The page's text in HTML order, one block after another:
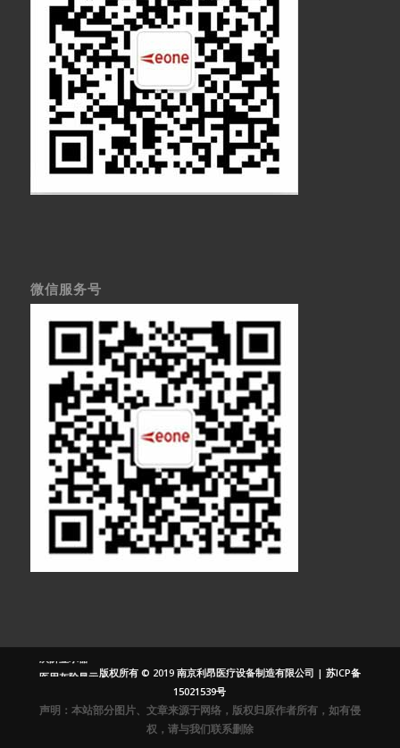
微信服务号
医疗显示器
医用显示器
医用灰阶显示
放射显示器
版权所有 © 2019 南京利昂医疗设备制造有限公司 | 苏ICP备
15021539号
声明：本站部分图片、文章来源于网络，版权归原作者所有，如有侵
权，请与我们联系删除